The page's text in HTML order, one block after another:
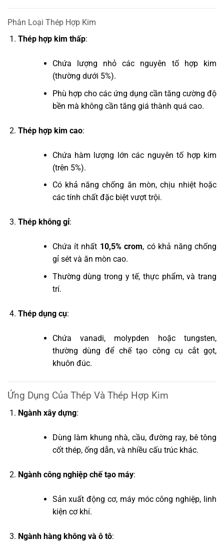
Phân Loại Thép Hợp Kim
Thép hợp kim thấp:
Chứa lượng nhỏ các nguyên tố hợp kim
(thường dưới 5%).
Phù hợp cho các ứng dụng cần tăng cường độ
bền mà không cần tăng giá thành quá cao.
Thép hợp kim cao:
Chứa hàm lượng lớn các nguyên tố hợp kim
(trên 5%).
Có khả năng chống ăn mòn, chịu nhiệt hoặc
các tính chất đặc biệt vượt trội.
Thép không gỉ:
Chứa ít nhất 10,5% crom, có khả năng chống
gỉ sét và ăn mòn cao.
Thường dùng trong y tế, thực phẩm, và trang
trí.
Thép dụng cụ:
Chứa vanadi, molypden hoặc tungsten,
thường dùng để chế tạo công cụ cắt gọt,
khuôn đúc.
Ứng Dụng Của Thép Và Thép Hợp Kim
Ngành xây dựng:
Dùng làm khung nhà, cầu, đường ray, bê tông
cốt thép, ống dẫn, và nhiều cấu trúc khác.
Ngành công nghiệp chế tạo máy:
Sản xuất động cơ, máy móc công nghiệp, linh
kiện cơ khí.
Ngành hàng không và ô tô: